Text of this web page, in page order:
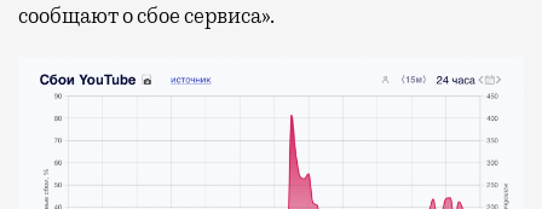
сообщают о сбое сервиса».